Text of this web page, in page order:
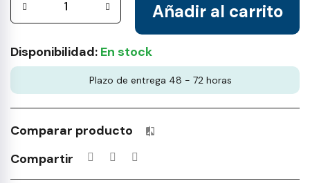
Añadir al carrito
Disponibilidad: En stock
Plazo de entrega 48 - 72 horas
Comparar producto Productos incluidos en tu lista
Compartir